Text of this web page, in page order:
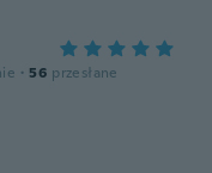
· 56 przesłane